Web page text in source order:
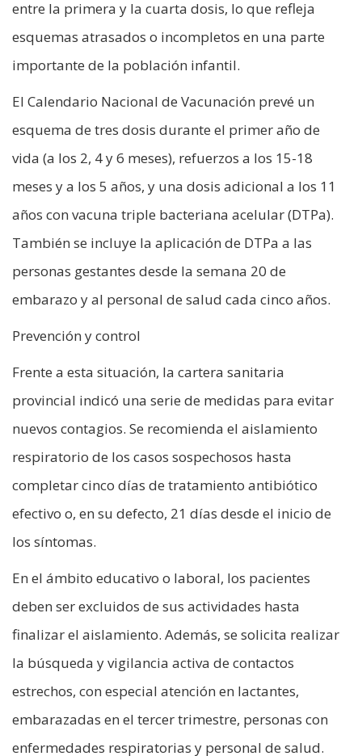
entre la primera y la cuarta dosis, lo que refleja
esquemas atrasados o incompletos en una parte
importante de la población infantil.
El Calendario Nacional de Vacunación prevé un
esquema de tres dosis durante el primer año de
vida (a los 2, 4 y 6 meses), refuerzos a los 15-18
meses y a los 5 años, y una dosis adicional a los 11
años con vacuna triple bacteriana acelular (DTPa).
También se incluye la aplicación de DTPa a las
personas gestantes desde la semana 20 de
embarazo y al personal de salud cada cinco años.
Prevención y control
Frente a esta situación, la cartera sanitaria
provincial indicó una serie de medidas para evitar
nuevos contagios. Se recomienda el aislamiento
respiratorio de los casos sospechosos hasta
completar cinco días de tratamiento antibiótico
efectivo o, en su defecto, 21 días desde el inicio de
los síntomas.
En el ámbito educativo o laboral, los pacientes
deben ser excluidos de sus actividades hasta
finalizar el aislamiento. Además, se solicita realizar
la búsqueda y vigilancia activa de contactos
estrechos, con especial atención en lactantes,
embarazadas en el tercer trimestre, personas con
enfermedades respiratorias y personal de salud.